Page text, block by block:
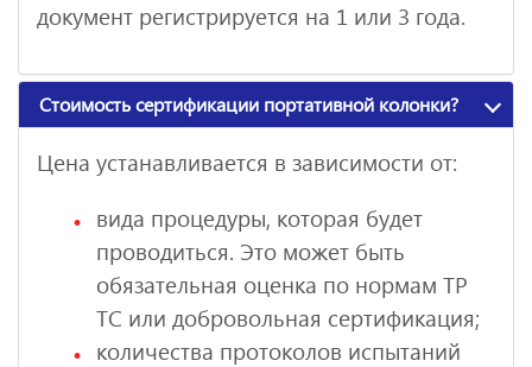
документ регистрируется на 1 или 3 года.
Стоимость сертификации портативной колонки?
Цена устанавливается в зависимости от:
вида процедуры, которая будет
проводиться. Это может быть
обязательная оценка по нормам ТР
ТС или добровольная сертификация;
количества протоколов испытаний